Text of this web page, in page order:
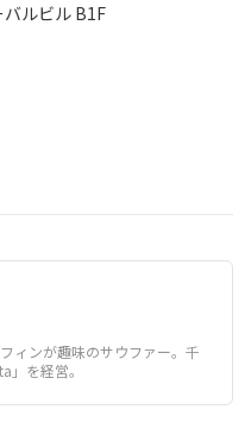
ルビル B1F
ィンが趣味のサウファー。千
」を経営。